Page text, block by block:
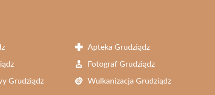
Apteka Grudziądz
Fotograf Grudziądz
Grudziądz Wulkanizacja Grudziądz